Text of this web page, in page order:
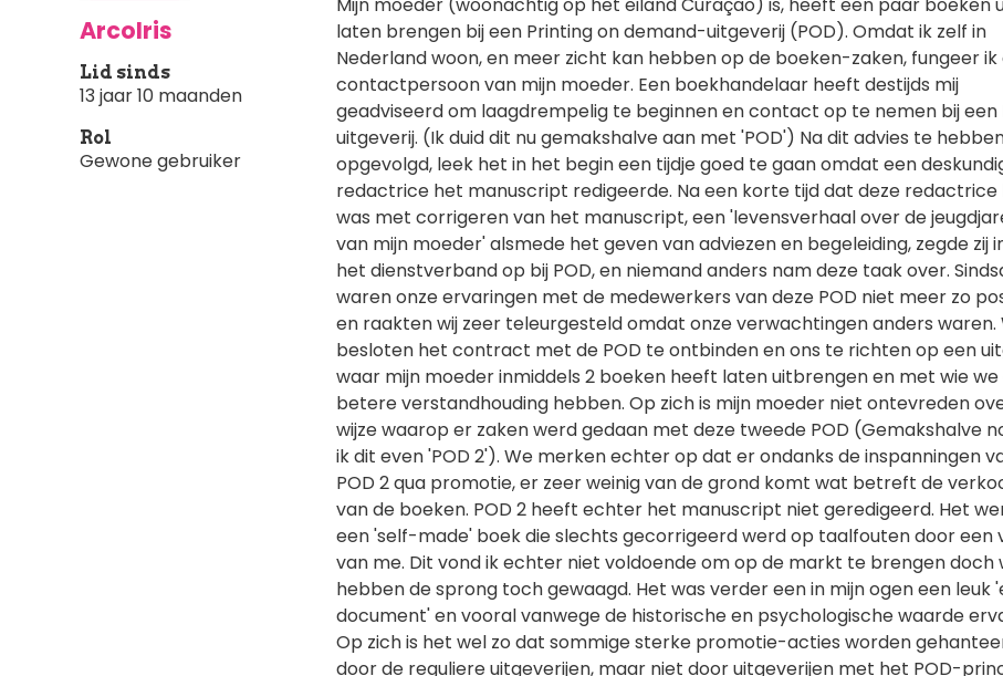
ArcoIris
Lid sinds
13 jaar 10 maanden
Rol
Gewone gebruiker
laten brengen bij een Printing on demand-uitgeverij (POD). Omdat ik zelf in
Nederland woon, en meer zicht kan hebben op de boeken-zaken, fungeer ik
contactpersoon van mijn moeder. Een boekhandelaar heeft destijds mij
geadviseerd om laagdrempelig te beginnen en contact op te nemen bij een
uitgeverij. (Ik duid dit nu gemakshalve aan met 'POD') Na dit advies te
opgevolgd, leek het in het begin een tijdje goed te gaan omdat een
redactrice het manuscript redigeerde. Na een korte tijd dat deze redactrice
was met corrigeren van het manuscript, een 'levensverhaal over de
van mijn moeder' alsmede het geven van adviezen en begeleiding, zegde zij
het dienstverband op bij POD, en niemand anders nam deze taak over.
waren onze ervaringen met de medewerkers van deze POD niet meer zo
en raakten wij zeer teleurgesteld omdat onze verwachtingen anders waren.
besloten het contract met de POD te ontbinden en ons te richten op een
waar mijn moeder inmiddels 2 boeken heeft laten uitbrengen en met wie we
betere verstandhouding hebben. Op zich is mijn moeder niet ontevreden
wijze waarop er zaken werd gedaan met deze tweede POD (Gemakshalve
ik dit even 'POD 2'). We merken echter op dat er ondanks de inspanningen
POD 2 qua promotie, er zeer weinig van de grond komt wat betreft de
van de boeken. POD 2 heeft echter het manuscript niet geredigeerd. Het
een 'self-made' boek die slechts gecorrigeerd werd op taalfouten door een
van me. Dit vond ik echter niet voldoende om op de markt te brengen doch
hebben de sprong toch gewaagd. Het was verder een in mijn ogen een leuk
document' en vooral vanwege de historische en psychologische waarde
Op zich is het wel zo dat sommige sterke promotie-acties worden
door de reguliere uitgeverijen, maar niet door uitgeverijen met het POD-